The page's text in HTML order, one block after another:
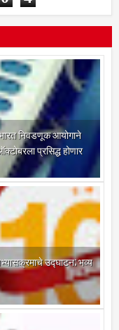
0 4
भारत निवडणूक आयोगाने
प्रसिद्ध होणार
उद्घाटन; भव्य